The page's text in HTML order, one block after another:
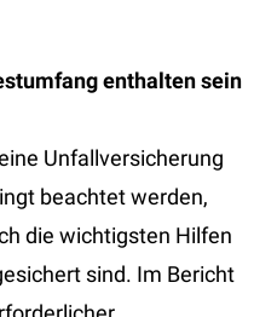
enthalten sein
Unfallversicherung
beachtet werden,
die wichtigsten Hilfen
sind. Im Bericht